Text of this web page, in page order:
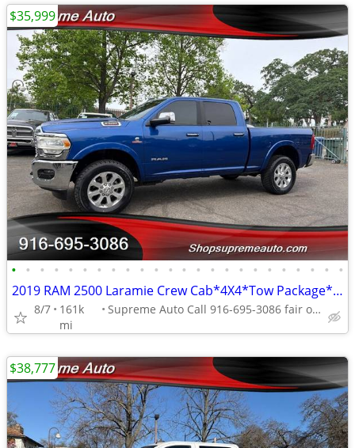
• • • • • • • • • • • • • • • • • • • • • • • •
2019 RAM 2500 Laramie Crew Cab*4X4*Tow Package*One Owner*Rear Camera*
8/7
161k
mi
Supreme Auto Call 916-695-3086 fair oaks
$35,999
$38,777